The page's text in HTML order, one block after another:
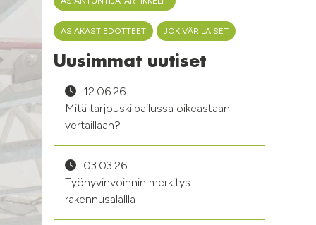
ASIAKASTIEDOTTEET JOKIVÄRILÄISET
Uusimmat uutiset
12.06.26
Mitä tarjouskilpailussa oikeastaan
vertaillaan?
03.03.26
Työhyvinvoinnin merkitys
rakennusalallla